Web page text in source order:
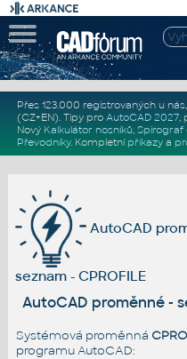
Přes 123.000 registrovaných u
(CZ+EN). Tipy pro AutoCAD 2027,
Nový Kalkulátor nosníků, Spirograf
Převodníky. Kompletní příkazya
AutoCAD
seznam - CPROFILE
AutoCAD proměnné -
Systémová proměnná
programu AutoCAD: